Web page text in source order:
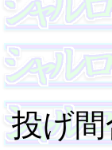
投げ